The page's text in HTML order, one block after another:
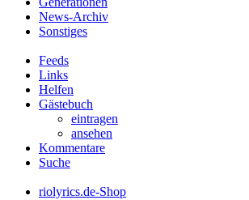
News-Archiv
Sonstiges
Feeds
Links
Helfen
Gästebuch
eintragen
ansehen
Kommentare
Suche
riolyrics.de-Shop